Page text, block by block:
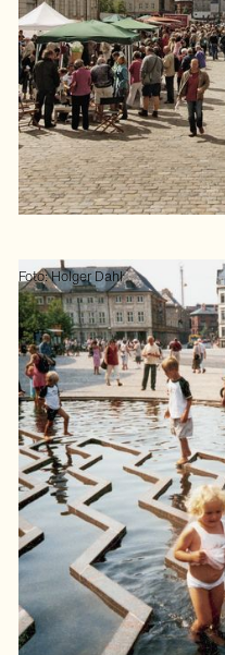
Foto: Holger Dahl
Projekter
Ydelser
Rådgivning
Vores tilgang
Kontakt